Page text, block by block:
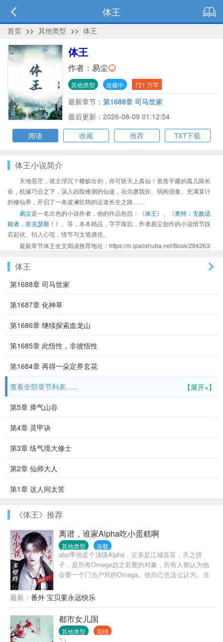
体王
首页 >> 其他类型 >> 体王
体王
作者： 易尘
其他类型 连载中 721 万字
最新章节： 第1688章 司马世家
最后更新：2026-08-09 01:12:54
阅读
收藏 推荐 TXT下载
体王小说简介
天地苍茫，谁主浮沉？蝼蚁出剑，亦可斩天上真仙！资质平庸的孤儿陈长
命，机缘巧合之下，误入凶险难测的仙途，在尔虞我诈、弱肉强食、充满算计
的修仙界，开启了一条波澜壮阔的证道长生之路……
易尘是一名出色的小说作者，他的作品包括：《体王》、《奥特：无敌适
能者，奈克瑟斯！ 》、等，本本精品，字字珠玑，作者易尘创作的小说情节跌
宕起伏、扣人心弦，情节与文笔俱佳。
最新章节体王全文阅读推荐地址：https://m.ipaoshuba.net/Book/284263/
体王
第1688章 司马世家
第1687章 化神草
第1686章 继续探索血龙山
第1685章 此悟性，非彼悟性
第1684章 再得一朵定界玄花
【展开+】
查看全部章节列表......
第5章 瘴气山谷
第4章 灵甲诀
第3章 练气境大修士
第2章 仙师大人
第1章 这人间太苦
《体王》推荐
离谱，谁家Alpha吃小蛋糕啊
其他类型 连载
abo季池是个顶级Alpha，父亲是江城首富，天之骄
子，是所有Omega趋之若鹜的对象，所有人都认为他
会娶一个门当户对的Omega。他自己也这么认为。当
的时候。事情逐渐怪异发展起来。好友1：“看你这点出
息，你一个Alpha还怕他不成？”好友2：“谁家Omega
一米八九啊？”季池：有没有一种可能他不是Omega？
豪门少爷Alphax温柔隐忍Enigma
最新： 番外 宝贝要永远快乐
都市女儿国
其他类型 完结
"/>